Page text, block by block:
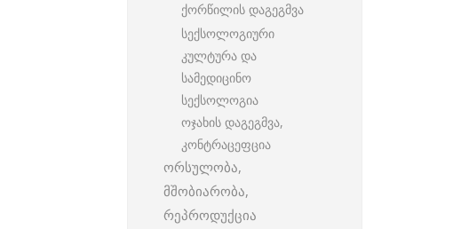
ქორწილის დაგეგმვა
სექსოლოგიური
კულტურა და
სამედიცინო
სექსოლოგია
ოჯახის დაგეგმვა,
კონტრაცეფცია
ორსულობა,
მშობიარობა,
რეპროდუქცია